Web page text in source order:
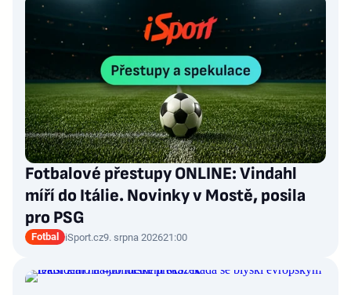
Fotbalové přestupy ONLINE: Vindahl
míří do Itálie. Novinky v Mostě, posila
pro PSG
Fotbal iSport.cz9. srpna 202621:00